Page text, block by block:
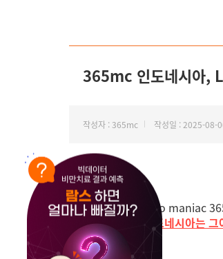
365mc 인도네시아,
작성자 : 365mc 작성일 : 2025-08-
안녕하세요 😁
지방 하나만, Lipo maniac
요즘365mc 인도네시아는 그